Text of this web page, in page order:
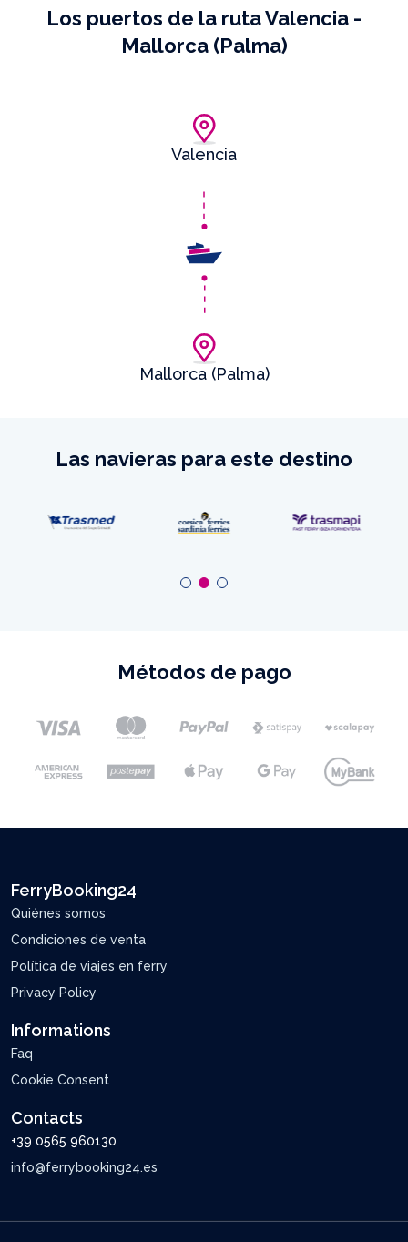
Los puertos de la ruta Valencia -
Mallorca (Palma)
Valencia
Mallorca (Palma)
Las navieras para este destino
Métodos de pago
FerryBooking24
Quiénes somos
Condiciones de venta
Política de viajes en ferry
Privacy Policy
Informations
Faq
Cookie Consent
Contacts
+39 0565 960130
info@ferrybooking24.es